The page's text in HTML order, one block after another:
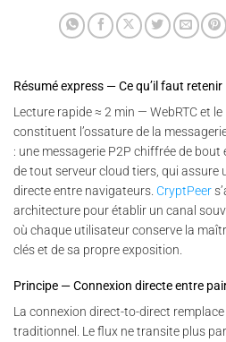
Résumé express — Ce qu’il faut retenir
Lecture rapide ≈ 2 min — WebRTC et
constituent l’ossature de la
: une messagerie P2P chiffrée de
de tout serveur cloud tiers, qui assure
directe entre navigateurs. CryptPeer
architecture pour établir un canal
où chaque utilisateur conserve la
clés et de sa propre exposition.
Principe — Connexion directe entre
La connexion direct-to-direct
traditionnel. Le flux ne transite plus